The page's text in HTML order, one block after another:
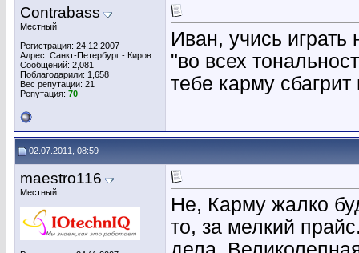
Contrabass
Местный
Регистрация: 24.12.2007
Адрес: Санкт-Петербург - Киров
Сообщений: 2,081
Поблагодарили: 1,658
Вес репутации: 21
Репутация: 70
Иван, учись
"во всех
тебе карму
02.07.2011, 08:59
maestro116
Местный
Не, Карму жалко
то, за мелкий